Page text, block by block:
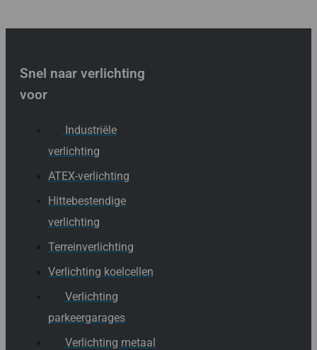
Snel naar verlichting
voor
Industriële
verlichting
ATEX-verlichting
Hittebestendige
verlichting
Terreinverlichting
Verlichting koelcellen
Verlichting
parkeergarages
Verlichting metaal